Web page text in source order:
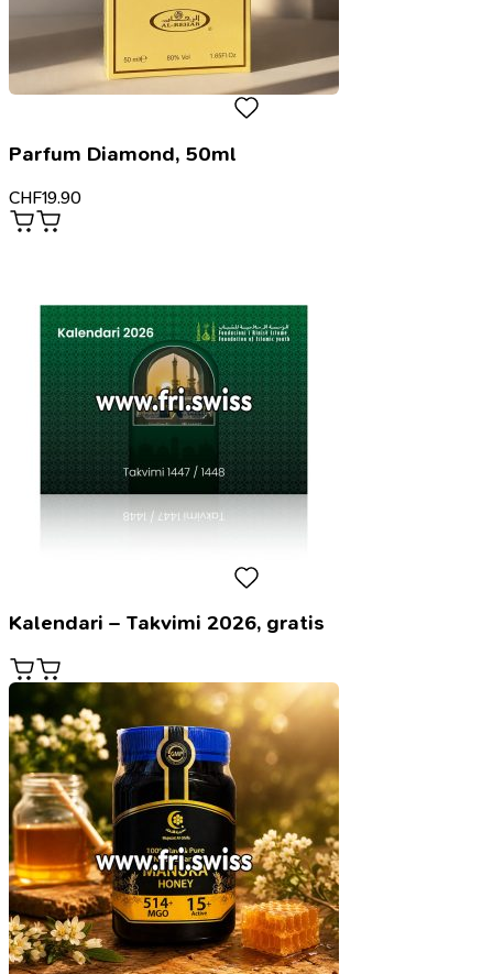
Parfum Diamond, 50ml
CHF19.90
Kalendari – Takvimi 2026, gratis